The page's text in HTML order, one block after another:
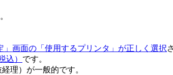
」画面の「使用するプリンタ」が正しく選択
込） です。
理）が一般的です。